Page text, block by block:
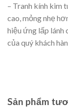
– Tranh kính kim
cao, mỏng nhẹ
hiệu ứng lấp lánh
của quý khách
Sản phẩm